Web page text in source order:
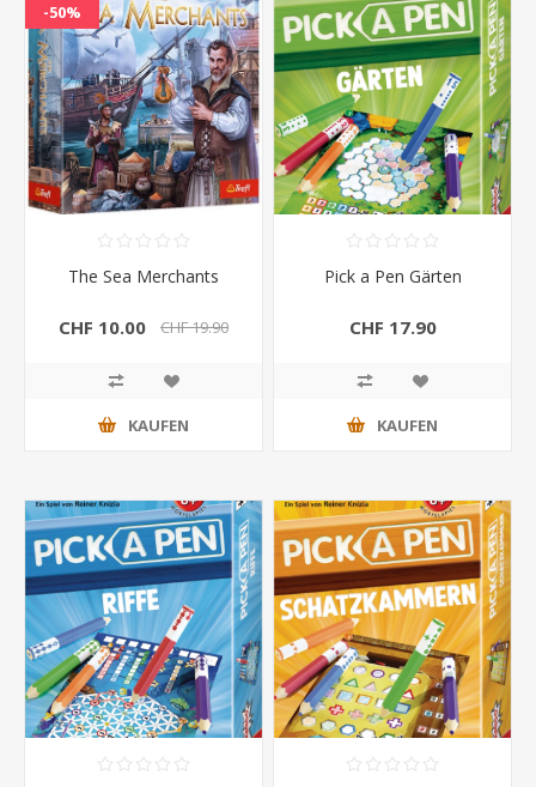
-50%
The Sea Merchants
CHF 10.00 CHF 19.90
KAUFEN
Pick a Pen Gärten
CHF 17.90
KAUFEN